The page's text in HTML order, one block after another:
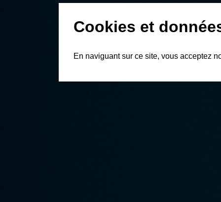
Cookies et
En naviguant sur ce site, vous acceptez